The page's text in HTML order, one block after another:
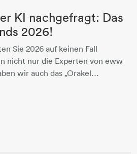
KI nachgefragt: Das
2026!
Sie 2026 auf keinen Fall
nicht nur die Experten von eww
wir auch das „Orakel…